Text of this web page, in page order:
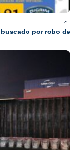
buscado por robo de